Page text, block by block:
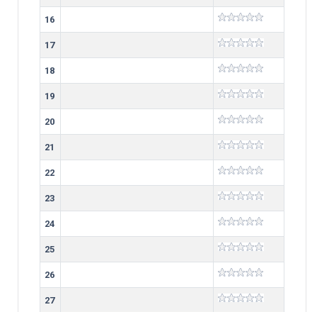
16
17
18
19
20
21
22
23
24
25
26
27